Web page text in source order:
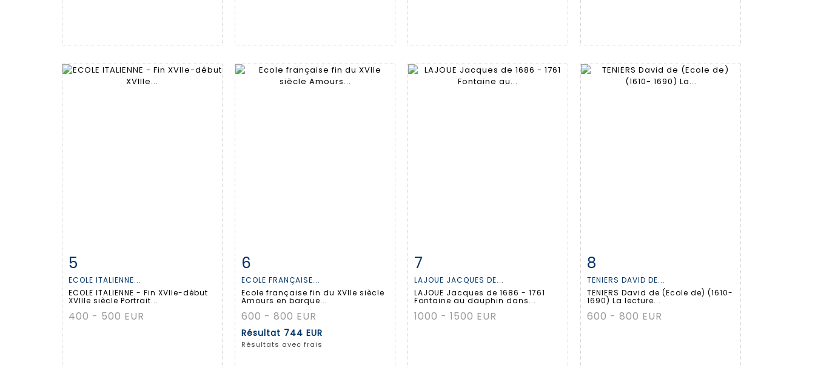
Fiche détaillée
5
ECOLE ITALIENNE...
ECOLE ITALIENNE - Fin XVIIe-début
XVIIIe siècle Portrait...
400 - 500 EUR
Fiche détaillée
6
ECOLE FRANÇAISE...
Ecole française fin du XVIIe siècle
Amours en barque...
600 - 800 EUR
Résultat 744 EUR
Résultats avec frais
Fiche détaillée
7
LAJOUE JACQUES DE...
LAJOUE Jacques de 1686 - 1761
Fontaine au dauphin dans...
1000 - 1500 EUR
Fiche détaillée
8
TENIERS DAVID DE...
TENIERS David de (Ecole de) (1610-
1690) La lecture...
600 - 800 EUR